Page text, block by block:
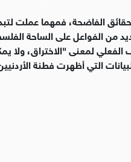
الفاضحة، فمهما عملت
من الفواعل على الساحة
لمعنى "الاختراق، ولا
التي أظهرت فطنة